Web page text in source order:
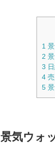
1
2
3
4
5
景気ウォ